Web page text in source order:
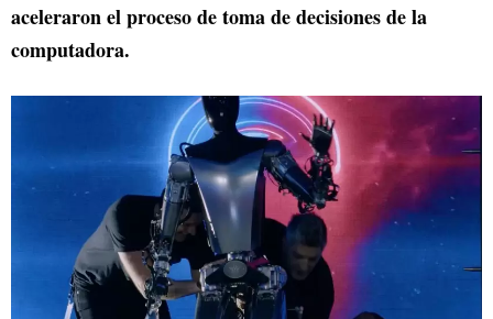
aceleraron el proceso de toma de decisiones de la
computadora.